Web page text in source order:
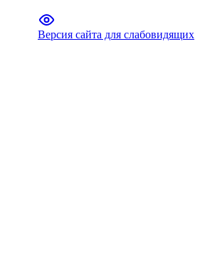
Версия сайта для слабовидящих